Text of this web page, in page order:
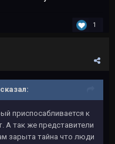
1
приспосабливается к
А так же представители
зарыта тайна что люди